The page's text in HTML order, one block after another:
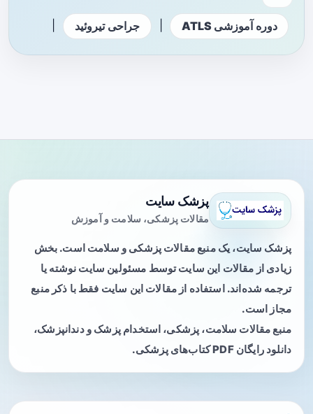
دوره آموزشی ATLS جراحی تیروئید
پزشک سایت
مقالات پزشکی، سلامت و آموزش
پزشک سایت، یک منبع مقالات پزشکی و سلامت است. بخش
زیادی از مقالات این سایت توسط مسئولین سایت نوشته یا
ترجمه شده‌اند. استفاده از مقالات این سایت فقط با ذکر منبع
مجاز است.
منبع مقالات سلامت، پزشکی، استخدام پزشک و دندانپزشک،
دانلود رایگان PDF کتاب‌های پزشکی.